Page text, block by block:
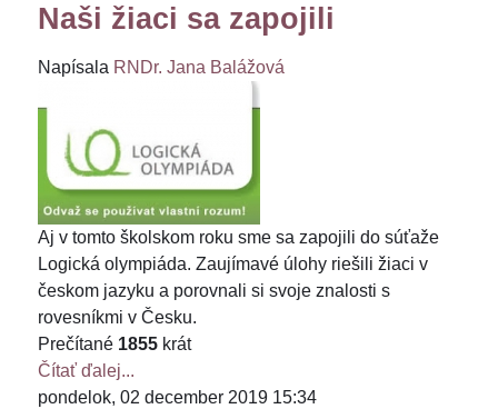
Naši žiaci sa zapojili
Napísala RNDr. Jana Balážová
Aj v tomto školskom roku sme sa zapojili do súťaže
Logická olympiáda. Zaujímavé úlohy riešili žiaci v
českom jazyku a porovnali si svoje znalosti s
rovesníkmi v Česku.
Prečítané 1855 krát
Čítať ďalej...
pondelok, 02 december 2019 15:34